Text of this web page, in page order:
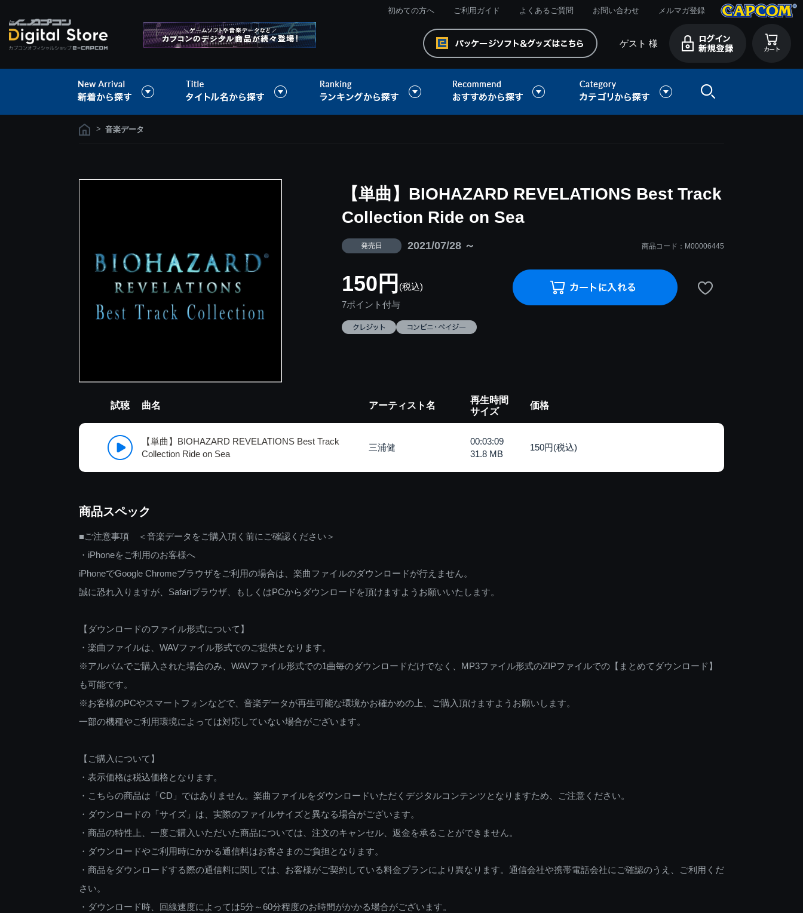
初めての方へ ご利用ガイド よくあるご質問 お問い合わせ メルマガ登録
ゲスト 様
> 音楽データ
【単曲】BIOHAZARD REVELATIONS Best Track
Collection Ride on Sea
発売日 2021/07/28 ～ 商品コード：M00006445
150円 (税込)
7ポイント付与
試聴 曲名 アーティスト名
再生時間
サイズ
価格
【単曲】BIOHAZARD REVELATIONS Best Track
Collection Ride on Sea
三浦健
00:03:09
31.8 MB
150円(税込)
商品スペック
■ご注意事項 ＜音楽データをご購入頂く前にご確認ください＞
・iPhoneをご利用のお客様へ
iPhoneでGoogle Chromeブラウザをご利用の場合は、楽曲ファイルのダウンロードが行えません。
誠に恐れ入りますが、Safariブラウザ、もしくはPCからダウンロードを頂けますようお願いいたします。
【ダウンロードのファイル形式について】
・楽曲ファイルは、WAVファイル形式でのご提供となります。
※アルバムでご購入された場合のみ、WAVファイル形式での1曲毎のダウンロードだけでなく、MP3ファイル形式のZIPファイルでの【まとめてダウンロード】
も可能です。
※お客様のPCやスマートフォンなどで、音楽データが再生可能な環境かお確かめの上、ご購入頂けますようお願いします。
一部の機種やご利用環境によっては対応していない場合がございます。
【ご購入について】
・表示価格は税込価格となります。
・こちらの商品は「CD」ではありません。楽曲ファイルをダウンロードいただくデジタルコンテンツとなりますため、ご注意ください。
・ダウンロードの「サイズ」は、実際のファイルサイズと異なる場合がございます。
・商品の特性上、一度ご購入いただいた商品については、注文のキャンセル、返金を承ることができません。
・ダウンロードやご利用時にかかる通信料はお客さまのご負担となります。
・商品をダウンロードする際の通信料に関しては、お客様がご契約している料金プランにより異なります。通信会社や携帯電話会社にご確認のうえ、ご利用くだ
さい。
・ダウンロード時、回線速度によっては5分～60分程度のお時間がかかる場合がございます。